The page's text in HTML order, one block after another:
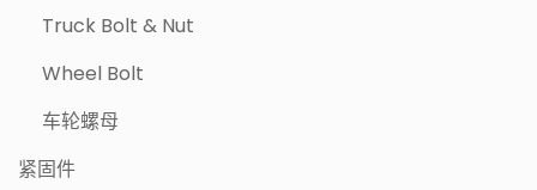
Truck Bolt & Nut
Wheel Bolt
车轮螺母
紧固件